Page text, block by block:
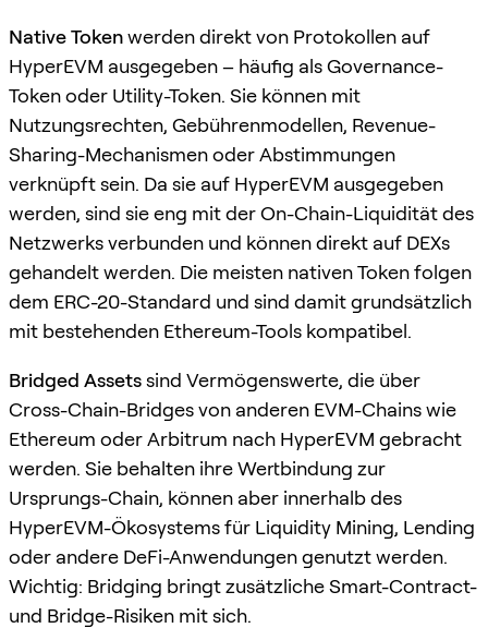
Native Tokenwerden direkt von Protokollen auf
HyperEVM ausgegeben – häufig als Governance-
Token oder Utility-Token. Sie können mit
Nutzungsrechten, Gebührenmodellen, Revenue-
Sharing-Mechanismen oder Abstimmungen
verknüpft sein. Da sie auf HyperEVM ausgegeben
werden, sind sie eng mit der On-Chain-Liquidität des
Netzwerks verbunden und können direkt auf DEXs
gehandelt werden. Die meisten nativen Token folgen
dem ERC-20-Standard und sind damit grundsätzlich
mit bestehenden Ethereum-Tools kompatibel.
Bridged Assetssind Vermögenswerte, die über
Cross-Chain-Bridges von anderen EVM-Chains wie
Ethereum oder Arbitrum nach HyperEVM gebracht
werden. Sie behalten ihre Wertbindung zur
Ursprungs-Chain, können aber innerhalb des
HyperEVM-Ökosystems für Liquidity Mining, Lending
oder andere DeFi-Anwendungen genutzt werden.
Wichtig: Bridging bringt zusätzliche Smart-Contract-
und Bridge-Risiken mit sich.